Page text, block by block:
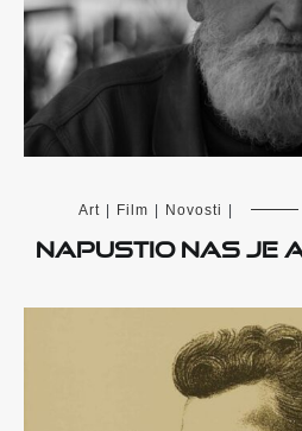
Art Film Novosti
Napustio nas je